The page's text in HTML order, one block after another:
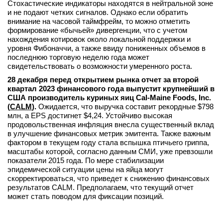
Стохастические индикаторы находятся в нейтральной зоне
и не подают четких сигналов. Однако если обратить
внимание на часовой таймфрейм, то можно отметить
формирование «бычьей» дивергенции, что с учетом
нахождения котировок около локальной поддержки и
уровня Фибоначчи, а также ввиду пониженных объемов в
последнюю торговую неделю года может
свидетельствовать о возможности умеренного роста.
28 декабря перед открытием рынка отчет за второй
квартал 2023 финансового года выпустит крупнейший в
США производитель куриных яиц Cal-Maine Foods, Inc.
(CALM). Ожидается, что выручка составит рекордные $798
млн, а EPS достигнет $4,24. Устойчиво высокая
продовольственная инфляция внесла существенный вклад
в улучшение финансовых метрик эмитента. Также важным
фактором в текущем году стала вспышка птичьего гриппа,
масштабы которой, согласно данным СМИ, уже превзошли
показатели 2015 года. По мере стабилизации
эпидемической ситуации цены на яйца могут
скорректироваться, что приведет к снижению финансовых
результатов CALM. Предполагаем, что текущий отчет
может стать поводом для фиксации позиций.